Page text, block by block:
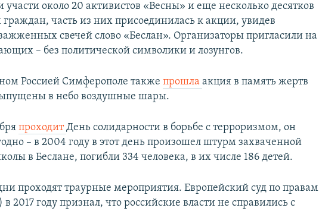
около 20 активистов «Весны» и еще несколько десятков
часть из них присоединилась к акции, увидев
свечей слово «Беслан». Организаторы пригласили на
– без политической символики и лозунгов.
Россией Симферополе такжепрошлаакция в память жертв
в небо воздушные шары.
проходитДень солидарности в борьбе с терроризмом, он
– в 2004 году в этот день произошел штурм захваченной
в Беслане, погибли 334 человека, в их числе 186 детей.
проходят траурные мероприятия. Европейский суд по правам
2017 году признал, что российские власти не справились с